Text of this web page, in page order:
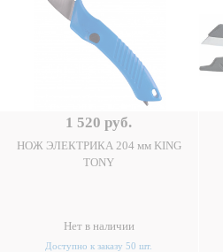
1 520 руб.
НОЖ ЭЛЕКТРИКА 204 мм KING
TONY
Нет в наличии
Доступно к заказу 50 шт.